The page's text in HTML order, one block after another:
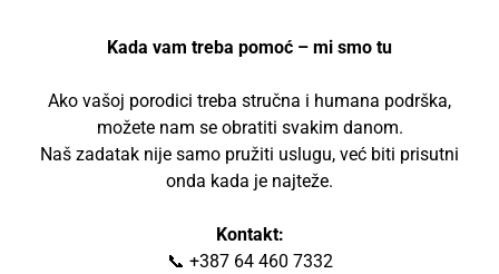
Kada vam treba pomoć – mi smo tu
Ako vašoj porodici treba stručna i humana podrška,
možete nam se obratiti svakim danom.
Naš zadatak nije samo pružiti uslugu, već biti prisutni
onda kada je najteže.
Kontakt:
📞 +387 64 460 7332